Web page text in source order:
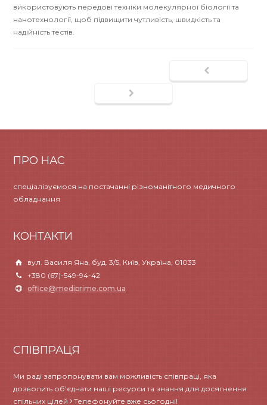
використовують передові техніки молекулярної біології та
нанотехнології, щоб підвищити чутливість, швидкість та
надійність тестів.
ПРО НАС
спеціалізуємося на постачанні різноманітного медичного
обладнання
КОНТАКТИ
вул. Василя Яна, буд. 3/5, Київ, Україна, 01033
+380 (67)-549-94-42
office@mediprime.com.ua
СПІВПРАЦЯ
Ми раді запропонувати вам можливість співпраці, яка
дозволить об'єднати наші ресурси та знання для досягнення
спільних цілей Телефонуйте вже сьогодні!